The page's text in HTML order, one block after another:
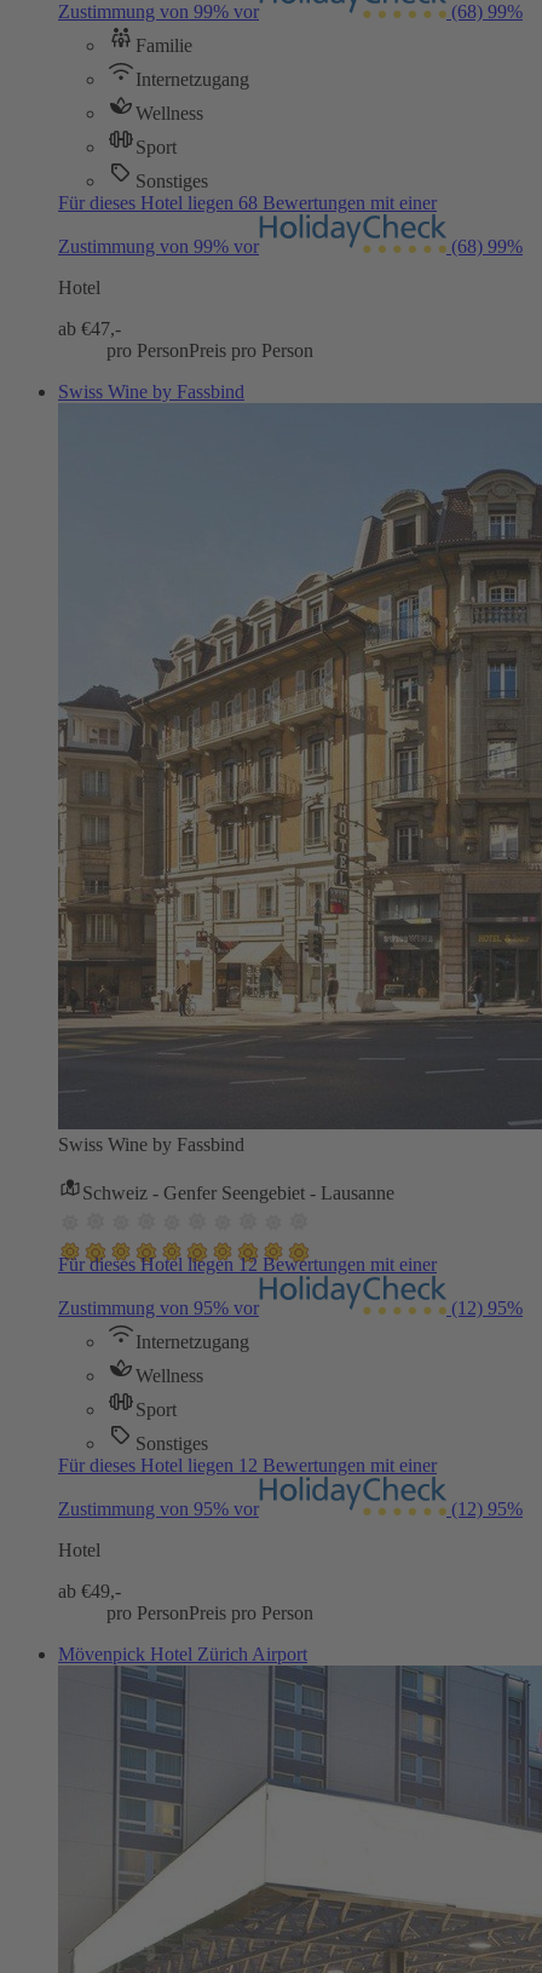
Zustimmung von 99% vor (68) 99%
Familie
Internetzugang
Wellness
Sport
Sonstiges
Für dieses Hotel liegen 68 Bewertungen mit einer
Zustimmung von 99% vor (68) 99%
Hotel
ab €47,-
pro PersonPreis pro Person
Swiss Wine by Fassbind
Swiss Wine by Fassbind
Schweiz - Genfer Seengebiet - Lausanne
Für dieses Hotel liegen 12 Bewertungen mit einer
Zustimmung von 95% vor (12) 95%
Internetzugang
Wellness
Sport
Sonstiges
Für dieses Hotel liegen 12 Bewertungen mit einer
Zustimmung von 95% vor (12) 95%
Hotel
ab €49,-
pro PersonPreis pro Person
Mövenpick Hotel Zürich Airport